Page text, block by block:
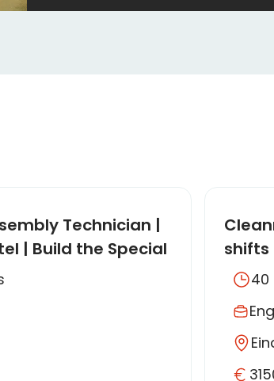
Technician |
| Build the Special
shifts
40